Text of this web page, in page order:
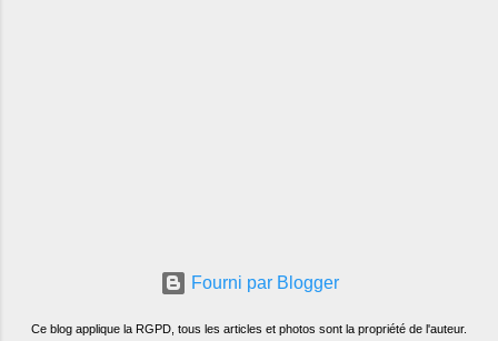
Fourni par Blogger
Ce blog applique la RGPD, tous les articles et photos sont la propriété de l'auteur.